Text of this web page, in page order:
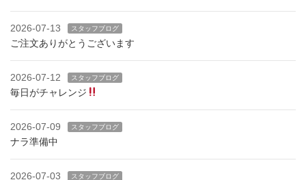
2026-07-13 スタッフブログ
ご注文ありがとうございます
2026-07-12 スタッフブログ
毎日がチャレンジ
2026-07-09 スタッフブログ
ナラ準備中
2026-07-03 スタッフブログ